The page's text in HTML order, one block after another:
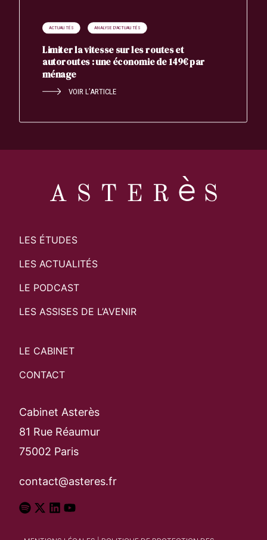
ACTUALITÉS ANALYSE D'ACTUALITÉS
Limiter la vitesse sur les routes et
autoroutes : une économie de 149€ par
ménage
VOIR L’ARTICLE
LES ÉTUDES
LES ACTUALITÉS
LE PODCAST
LES ASSISES DE L’AVENIR
LE CABINET
CONTACT
Cabinet Asterès
81 Rue Réaumur
75002 Paris
contact@asteres.fr